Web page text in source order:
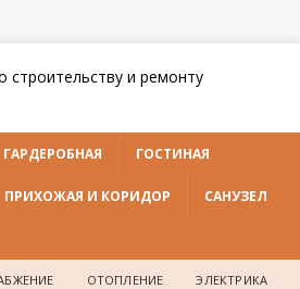
ГАРДЕРОБНАЯ ГОСТИНАЯ
ПРИХОЖАЯ И КОРИДОР САНУЗЕЛ
ОТОПЛЕНИЕ ЭЛЕКТРИКА